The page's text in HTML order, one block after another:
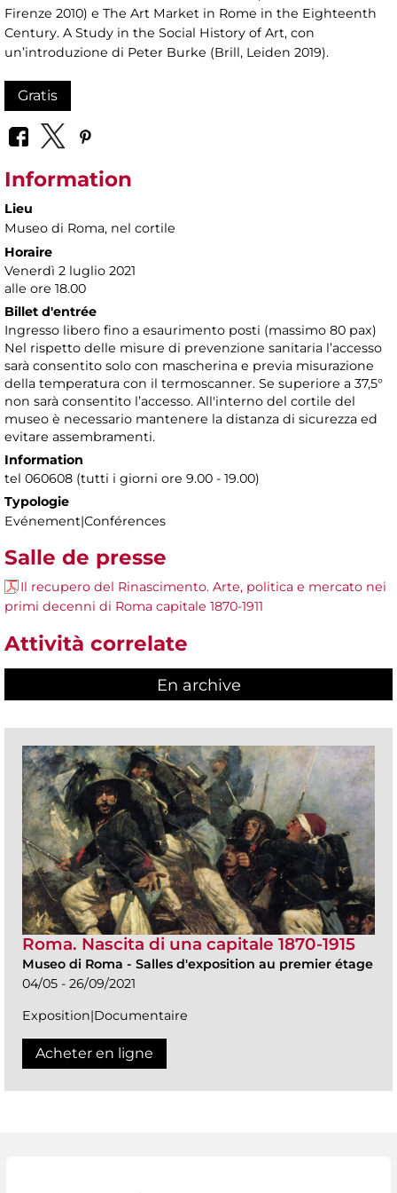
Firenze 2010) e The Art Market in Rome in the Eighteenth
Century. A Study in the Social History of Art, con
un’introduzione di Peter Burke (Brill, Leiden 2019).
Gratis
Information
Lieu
Museo di Roma, nel cortile
Horaire
Venerdì 2 luglio 2021
alle ore 18.00
Billet d'entrée
Ingresso libero fino a esaurimento posti (massimo 80 pax)
Nel rispetto delle misure di prevenzione sanitaria l’accesso
sarà consentito solo con mascherina e previa misurazione
della temperatura con il termoscanner. Se superiore a 37,5°
non sarà consentito l’accesso. All'interno del cortile del
museo è necessario mantenere la distanza di sicurezza ed
evitare assembramenti.
Information
tel 060608 (tutti i giorni ore 9.00 - 19.00)
Typologie
Evénement|Conférences
Salle de presse
Il recupero del Rinascimento. Arte, politica e mercato nei
primi decenni di Roma capitale 1870-1911
Attività correlate
En archive
Roma. Nascita di una capitale 1870-1915
Museo di Roma - Salles d'exposition au premier étage
04/05 - 26/09/2021
Exposition|Documentaire
Acheter en ligne